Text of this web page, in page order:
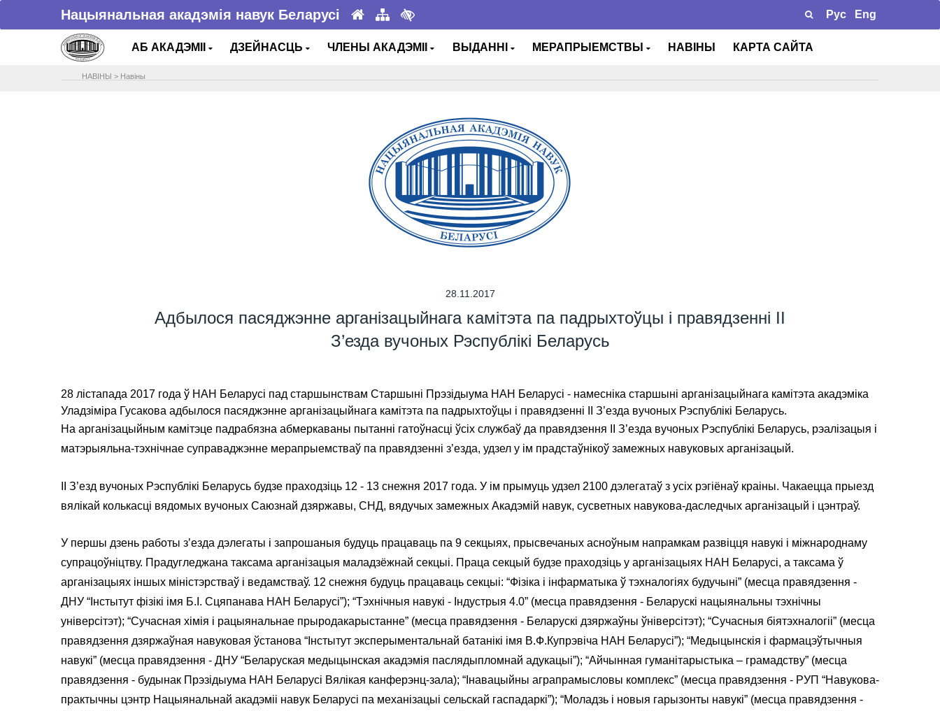
Нацыянальная акадэмія навук Беларусі Рус Eng
АБ АКАДЭМІІ ДЗЕЙНАСЦЬ ЧЛЕНЫ АКАДЭМІІ ВЫДАННІ МЕРАПРЫЕМСТВЫ НАВІНЫ КАРТА САЙТА
НАВIНЫ > Навіны
28.11.2017
Адбылося пасяджэнне арганізацыйнага камітэта па падрыхтоўцы і правядзенні II
З’езда вучоных Рэспублікі Беларусь
28 лістапада 2017 года ў НАН Беларусі пад старшынствам Старшыні Прэзідыума НАН Беларусі - намесніка старшыні арганізацыйнага камітэта акадэміка
Уладзіміра Гусакова адбылося пасяджэнне арганізацыйнага камітэта па падрыхтоўцы і правядзенні II З’езда вучоных Рэспублікі Беларусь.
На арганізацыйным камітэце падрабязна абмеркаваны пытанні гатоўнасці ўсіх службаў да правядзення II З’езда вучоных Рэспублікі Беларусь, рэалізацыя і
матэрыяльна-тэхнічнае суправаджэнне мерапрыемстваў па правядзенні з’езда, удзел у ім прадстаўнікоў замежных навуковых арганізацый.
II З’езд вучоных Рэспублікі Беларусь будзе праходзіць 12 - 13 снежня 2017 года. У ім прымуць удзел 2100 дэлегатаў з усіх рэгіёнаў краіны. Чакаецца прыезд
вялікай колькасці вядомых вучоных Саюзнай дзяржавы, СНД, вядучых замежных Акадэмій навук, сусветных навукова-даследчых арганізацый і цэнтраў.
У першы дзень работы з’езда дэлегаты і запрошаныя будуць працаваць па 9 секцыях, прысвечаных асноўным напрамкам развіцця навукі і міжнароднаму
супрацоўніцтву. Прадугледжана таксама арганізацыя маладзёжнай секцыі. Праца секцый будзе праходзіць у арганізацыях НАН Беларусі, а таксама ў
арганізацыях іншых міністэрстваў і ведамстваў. 12 снежня будуць працаваць секцыі: “Фізіка і інфарматыка ў тэхналогіях будучыні” (месца правядзення -
ДНУ “Інстытут фізікі імя Б.І. Сцяпанава НАН Беларусі”); “Тэхнічныя навукі - Індустрыя 4.0” (месца правядзення - Беларускі нацыянальны тэхнічны
універсітэт); “Сучасная хімія і рацыянальнае прыродакарыстанне” (месца правядзення - Беларускі дзяржаўны ўніверсітэт); “Сучасныя біятэхналогіі” (месца
правядзення дзяржаўная навуковая ўстанова “Інстытут эксперыментальнай батанікі імя В.Ф.Купрэвіча НАН Беларусі”); “Медыцынскія і фармацэўтычныя
навукі” (месца правядзення - ДНУ “Беларуская медыцынская акадэмія паслядыпломнай адукацыі”); “Айчынная гуманітарыстыка – грамадству” (месца
правядзення - будынак Прэзідыума НАН Беларусі Вялікая канферэнц-зала); “Інавацыйны аграпрамысловы комплекс” (месца правядзення - РУП “Навукова-
практычны цэнтр Нацыянальнай акадэміі навук Беларусі па механізацыі сельскай гаспадаркі”); “Моладзь і новыя гарызонты навукі” (месца правядзення -